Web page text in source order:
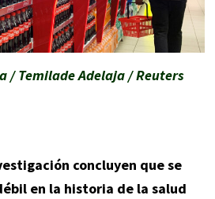
/ Temilade Adelaja / Reuters
concluyen que se
en la historia de la salud